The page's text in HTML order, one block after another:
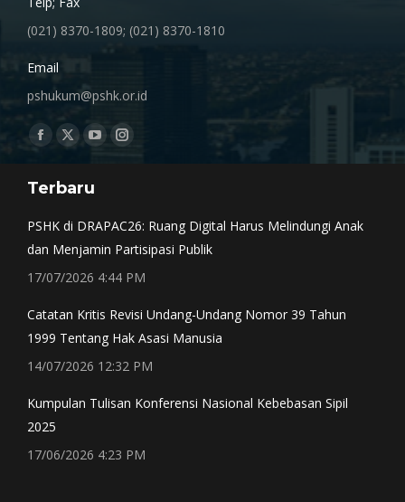
(021) 8370-1809; (021) 8370-1810
Email
pshukum@pshk.or.id
Find us on:
Facebook
opens
window
X
opens
window
YouTube
opens
Instagram
window
Terbaru
PSHK di DRAPAC26: Ruang Digital Harus Melindungi Anak
dan Menjamin Partisipasi Publik
17/07/2026 4:44 PM
Catatan Kritis Revisi Undang-Undang Nomor 39 Tahun
1999 Tentang Hak Asasi Manusia
14/07/2026 12:32 PM
Kumpulan Tulisan Konferensi Nasional Kebebasan Sipil
2025
17/06/2026 4:23 PM